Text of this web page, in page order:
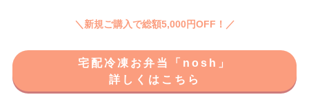
＼新規ご購入で総額5,000円OFF！／
宅配冷凍お弁当「nosh」
詳しくはこちら